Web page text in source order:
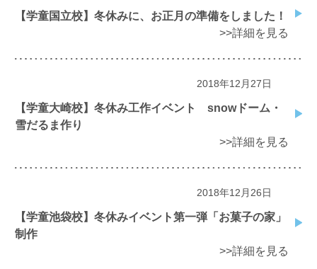
【学童国立校】冬休みに、お正月の準備をしました！
>>詳細を見る
2018年12月27日
【学童大崎校】冬休み工作イベント snowドーム・
雪だるま作り
>>詳細を見る
2018年12月26日
【学童池袋校】冬休みイベント第一弾「お菓子の家」
制作
>>詳細を見る